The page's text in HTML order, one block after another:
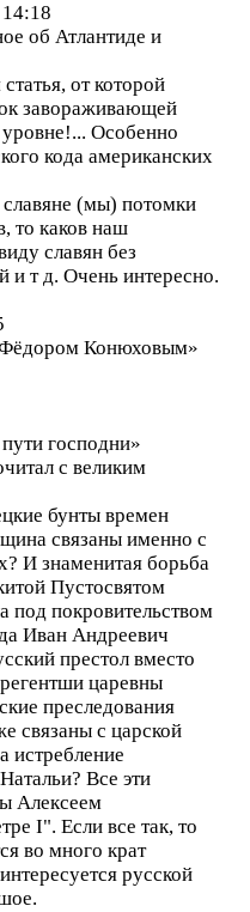
об Атлантиде и
от которой
завораживающей
Особенно
кода американских
(мы) потомки
то каков наш
славян без
и т д. Очень интересно.
Фёдором Конюховым»
господни»
с великим
бунты времен
связаны именно с
И знаменитая борьба
Пустосвятом
под покровительством
Иван Андреевич
престол вместо
царевны
преследования
связаны с царской
истребление
Все эти
Алексеем
I". Если все так, то
во много крат
русской